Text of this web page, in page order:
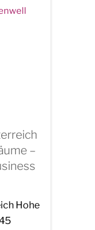
–
Hohe